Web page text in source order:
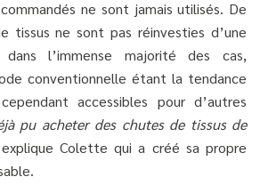
ne sont jamais utilisés. De
tissus ne sont pas réinvesties d’une
l’immense majorité des cas,
conventionnelle étant la tendance
accessibles pour d’autres
pu acheter des chutes de tissus de
explique Colette qui a créé sa propre